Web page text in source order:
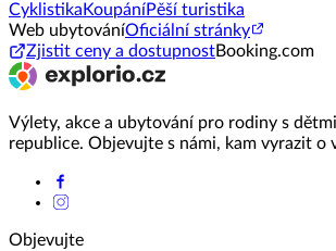
Cyklistika KoupáníPěší turistika
Web ubytováníOficiální stránky
Zjistit ceny a dostupnostBooking.com
Výlety, akce a ubytování pro rodiny s
republice. Objevujte s námi, kam vyrazit o
Objevujte